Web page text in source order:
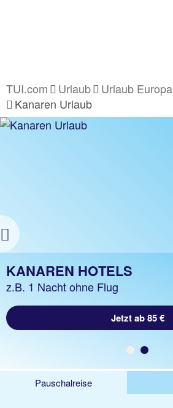
TUI.com Urlaub Urlaub Europa
Kanaren Urlaub
Previous
KANAREN URLAUB
z.B. 1 Woche Hotel inkl. Flug
Jetzt ab 847 €
KANAREN HOTELS
z.B. 1 Nacht ohne Flug
Jetzt ab 85 €
Pauschalreise